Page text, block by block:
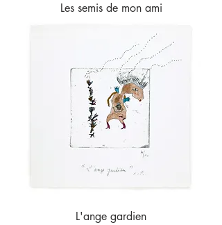
Les semis de mon ami
L'ange gardien